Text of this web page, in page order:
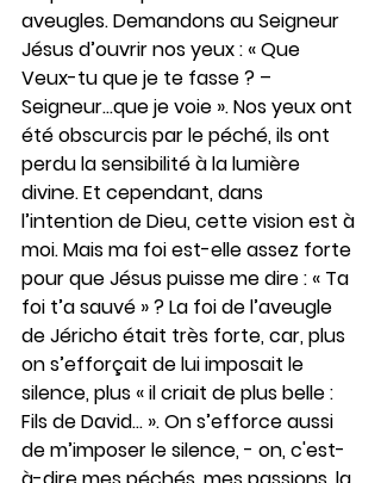
aveugles. Demandons au Seigneur
Jésus d’ouvrir nos yeux : « Que
Veux-tu que je te fasse ? –
Seigneur…que je voie ». Nos yeux ont
été obscurcis par le péché, ils ont
perdu la sensibilité à la lumière
divine. Et cependant, dans
l’intention de Dieu, cette vision est à
moi. Mais ma foi est-elle assez forte
pour que Jésus puisse me dire : « Ta
foi t’a sauvé » ? La foi de l’aveugle
de Jéricho était très forte, car, plus
on s’efforçait de lui imposait le
silence, plus « il criait de plus belle :
Fils de David… ». On s’efforce aussi
de m’imposer le silence, - on, c'est-